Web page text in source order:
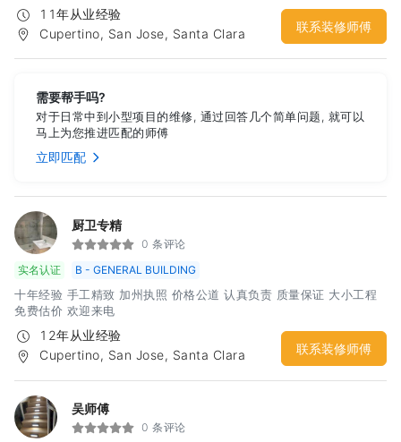
11年从业经验
Cupertino, San Jose, Santa Clara
联系装修师傅
需要帮手吗?
对于日常中到小型项目的维修, 通过回答几个简单问题, 就可以
马上为您推进匹配的师傅
立即匹配
厨卫专精
0 条评论
实名认证
B - GENERAL BUILDING
十年经验 手工精致 加州执照 价格公道 认真负责 质量保证 大小工程
免费估价 欢迎来电
12年从业经验
Cupertino, San Jose, Santa Clara
联系装修师傅
吴师傅
0 条评论